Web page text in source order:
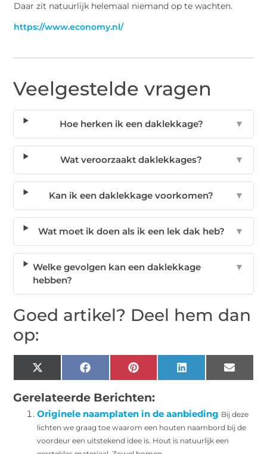
Daar zit natuurlijk helemaal niemand op te wachten.
https://www.economy.nl/
Veelgestelde vragen
Hoe herken ik een daklekkage? ▼
Wat veroorzaakt daklekkages? ▼
Kan ik een daklekkage voorkomen? ▼
Wat moet ik doen als ik een lek dak heb? ▼
Welke gevolgen kan een daklekkage
hebben?
▼
Goed artikel? Deel hem dan
op:
X
(Twitter)
Facebook Pinterest LinkedIn Email
Gerelateerde Berichten:
Originele naamplaten in de aanbieding Bij deze
lichten we graag toe waarom een houten naambord bij de
voordeur een uitstekend idee is. Hout is natuurlijk een